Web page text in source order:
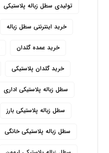
تولیدی سطل زباله پلاستیکی
خرید اینترنتی سطل زباله
خرید عمده گلدان
خرید گلدان پلاستیکی
سطل زباله پلاستیکی اداری
سطل زباله پلاستیکی بارز
سطل زباله پلاستیکی خانگی